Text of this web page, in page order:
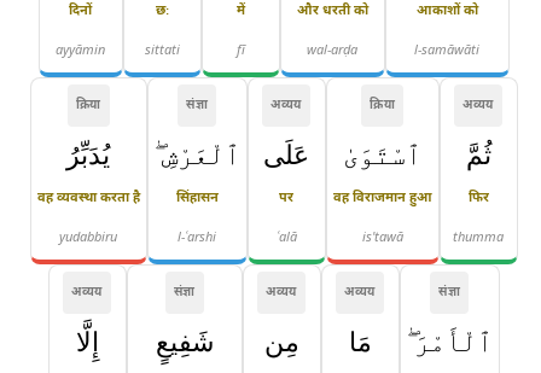
आकाशों को
l-samāwāti
और धरती को
wal-arḍa
में
fī
छः
sittati
दिनों
ayyāmin
अव्यय
ثُمَّ
फिर
thumma
क्रिया
ٱسْتَوَىٰ
वह विराजमान हुआ
is'tawā
अव्यय
عَلَى
पर
ʿalā
संज्ञा
ٱلْعَرْشِ ۖ
सिंहासन
l-ʿarshi
क्रिया
يُدَبِّرُ
वह व्यवस्था करता है
yudabbiru
संज्ञा
ٱلْأَمْرَ ۖ
अव्यय
مَا
अव्यय
مِن
संज्ञा
شَفِيعٍ
अव्यय
إِلَّا